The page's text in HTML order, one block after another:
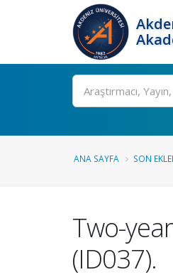
Ara
ANA SAYFA SON
Two-
(ID037).